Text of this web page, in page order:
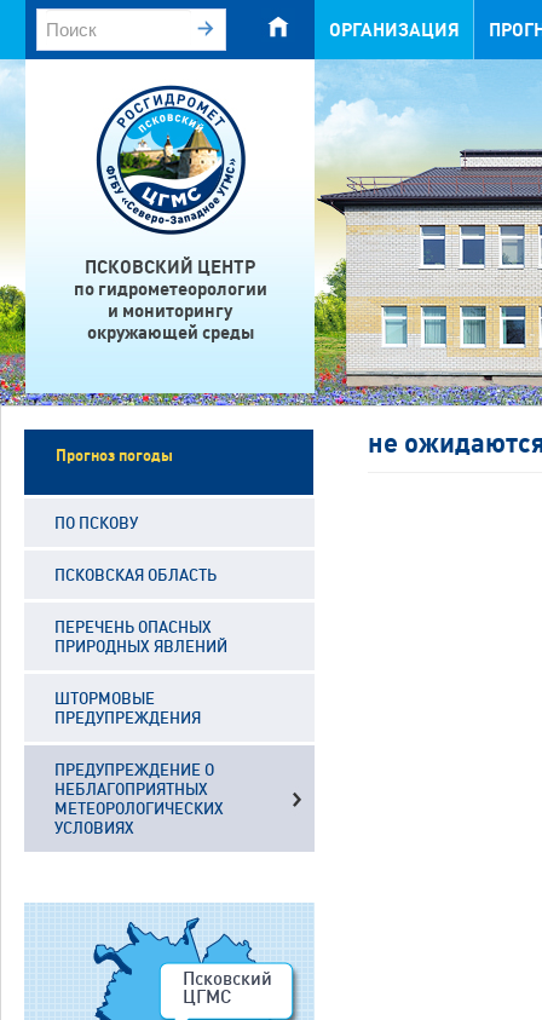
ОРГАНИЗАЦИЯ
ПСКОВСКИЙ ЦЕНТР
по гидрометеорологии
и мониторингу
окружающей среды
Прогноз погоды
ПО ПСКОВУ
ПСКОВСКАЯ ОБЛАСТЬ
ПЕРЕЧЕНЬ ОПАСНЫХ
ПРИРОДНЫХ ЯВЛЕНИЙ
ШТОРМОВЫЕ
ПРЕДУПРЕЖДЕНИЯ
ПРЕДУПРЕЖДЕНИЕ О
НЕБЛАГОПРИЯТНЫХ
МЕТЕОРОЛОГИЧЕСКИХ
УСЛОВИЯХ
Псковский
ЦГМС
не